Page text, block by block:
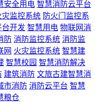
安全用电 智慧消防云平台
灾监控系统 防火门监控系
开发 智慧用电 物联网消
防 消防监控系统 消防监
网 火灾监控系统 智慧建
智慧校园 智慧消防解决
建筑消防 文旅古建智慧消
市消防 消防云平台 智慧
粮仓